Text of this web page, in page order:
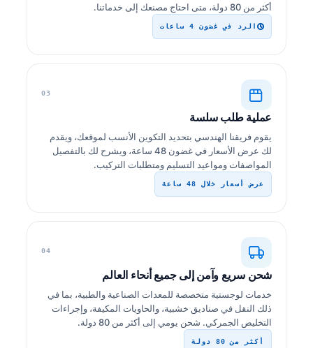
أكثر من 80 دولة، متى احتاج مصنعك إلى خدماتنا.
الرد في غضون 4 ساعات
03
عملية طلب سلسة
يقوم فريقنا الهندسي بتحديد التكوين الأنسب لموقعك، ويقدم
لك عرض الأسعار في غضون 48 ساعة، ويشرح لك بالتفصيل
المواصفات ومواعيد التسليم ومتطلبات التركيب.
عرض أسعار خلال 48 ساعة
04
شحن سريع وآمن إلى جميع أنحاء العالم
خدمات لوجستية متخصصة للمعدات الصناعية والطبية، بما في
ذلك النقل في صناديق خشبية، والحاويات المكيفة، وإجراءات
التخليص الجمركي. شحن يومي إلى أكثر من 80 دولة.
أكثر من 80 دولة